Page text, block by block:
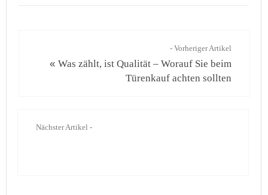
- Vorheriger Artikel
«Was zählt, ist Qualität – Worauf Sie beim
Türenkauf achten sollten
Nächster Artikel -